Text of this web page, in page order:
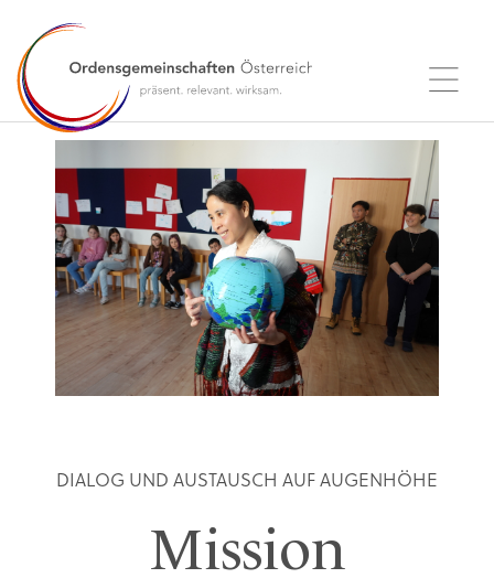
DIALOG UND AUSTAUSCH AUF AUGENHÖHE
Mission